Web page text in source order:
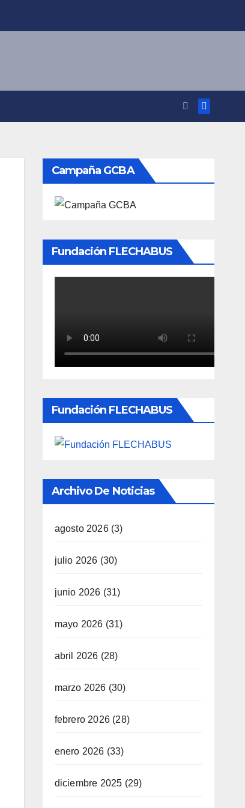
Campaña GCBA
Fundación FLECHABUS
Fundación FLECHABUS
Archivo De Noticias
agosto 2026(3)
julio 2026 (30)
junio 2026 (31)
mayo 2026 (31)
abril 2026 (28)
marzo 2026 (30)
febrero 2026(28)
enero 2026 (33)
diciembre 2025 (29)